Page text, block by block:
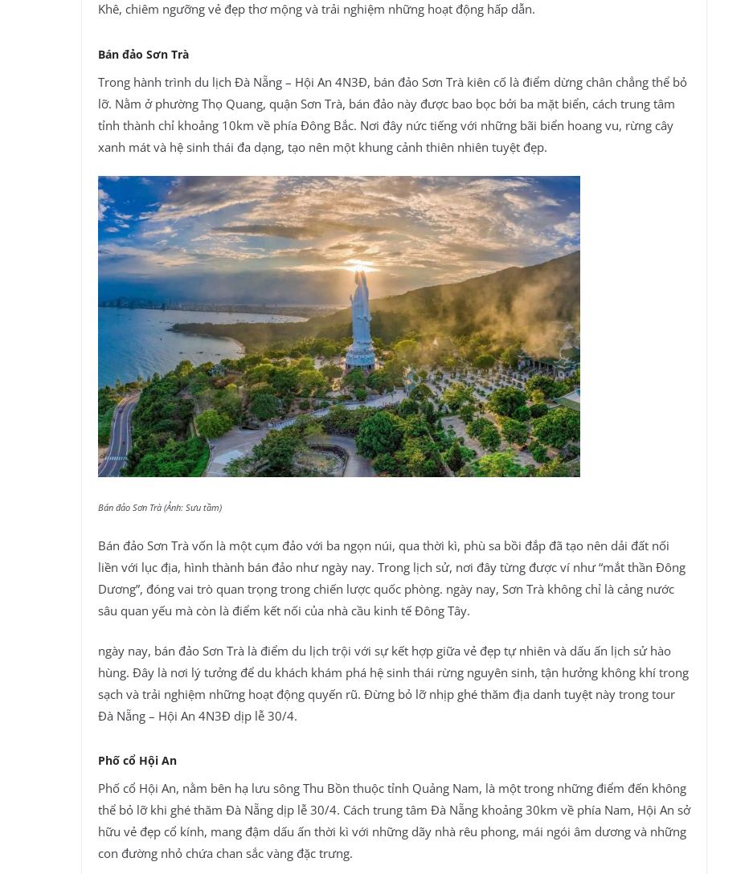
Khê, chiêm ngưỡng vẻ đẹp thơ mộng và trải nghiệm những hoạt động hấp dẫn.
Bán đảo Sơn Trà
Trong hành trình du lịch Đà Nẵng – Hội An 4N3Đ, bán đảo Sơn Trà kiên cố là điểm dừng chân chẳng thể bỏ
lỡ. Nằm ở phường Thọ Quang, quận Sơn Trà, bán đảo này được bao bọc bởi ba mặt biển, cách trung tâm
tỉnh thành chỉ khoảng 10km về phía Đông Bắc. Nơi đây nức tiếng với những bãi biển hoang vu, rừng cây
xanh mát và hệ sinh thái đa dạng, tạo nên một khung cảnh thiên nhiên tuyệt đẹp.
Bán đảo Sơn Trà (Ảnh: Sưu tầm)
Bán đảo Sơn Trà vốn là một cụm đảo với ba ngọn núi, qua thời kì, phù sa bồi đắp đã tạo nên dải đất nối
liền với lục địa, hình thành bán đảo như ngày nay. Trong lịch sử, nơi đây từng được ví như “mắt thần Đông
Dương”, đóng vai trò quan trọng trong chiến lược quốc phòng. ngày nay, Sơn Trà không chỉ là cảng nước
sâu quan yếu mà còn là điểm kết nối của nhà cầu kinh tế Đông Tây.
ngày nay, bán đảo Sơn Trà là điểm du lịch trội với sự kết hợp giữa vẻ đẹp tự nhiên và dấu ấn lịch sử hào
hùng. Đây là nơi lý tưởng để du khách khám phá hệ sinh thái rừng nguyên sinh, tận hưởng không khí trong
sạch và trải nghiệm những hoạt động quyến rũ. Đừng bỏ lỡ nhịp ghé thăm địa danh tuyệt này trong tour
Đà Nẵng – Hội An 4N3Đ dịp lễ 30/4.
Phố cổ Hội An
Phố cổ Hội An, nằm bên hạ lưu sông Thu Bồn thuộc tỉnh Quảng Nam, là một trong những điểm đến không
thể bỏ lỡ khi ghé thăm Đà Nẵng dịp lễ 30/4. Cách trung tâm Đà Nẵng khoảng 30km về phía Nam, Hội An sở
hữu vẻ đẹp cổ kính, mang đậm dấu ấn thời kì với những dãy nhà rêu phong, mái ngói âm dương và những
con đường nhỏ chứa chan sắc vàng đặc trưng.